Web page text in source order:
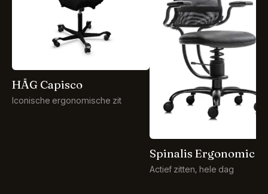
HÅG Capisco
Iconische ergonomische zit
Spinalis Ergonomic
Actief zitten, hele dag